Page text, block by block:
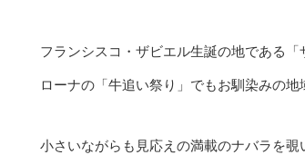
フランシスコ・ザビエル生誕の地である
ローナの「牛追い祭り」でもお馴染みの地
小さいながらも見応えの満載のナバラを覗